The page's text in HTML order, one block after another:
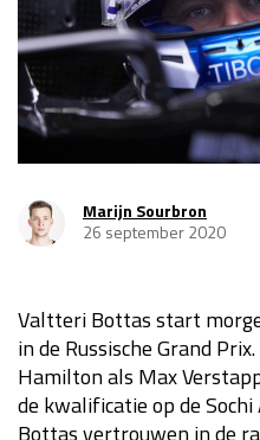
Race
GP VERENIGDE STATEN
Kwalificatie
GP MEXICO 2026
GP SÃO PAULO 2026
Kwalificatie
Race
Marijn Sourbron
26 september 2020
Valtteri Bottas start
in de Russische Grand
Hamilton als Max
de kwalificatie op de
Bottas vertrouwen in de